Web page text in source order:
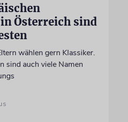
Österreich sind
wählen gern Klassiker.
sind auch viele Namen